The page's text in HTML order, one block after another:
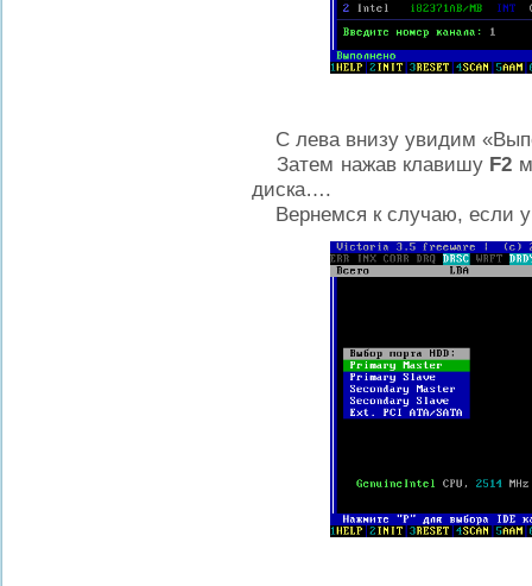
С лева внизу увидим
Затем нажав клавишу F2
диска….
Вернемся к случаю, если